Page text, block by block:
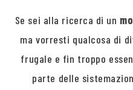
Se sei alla ricerca di un
ma vorresti qualcosa di
frugale e fin troppo
parte delle